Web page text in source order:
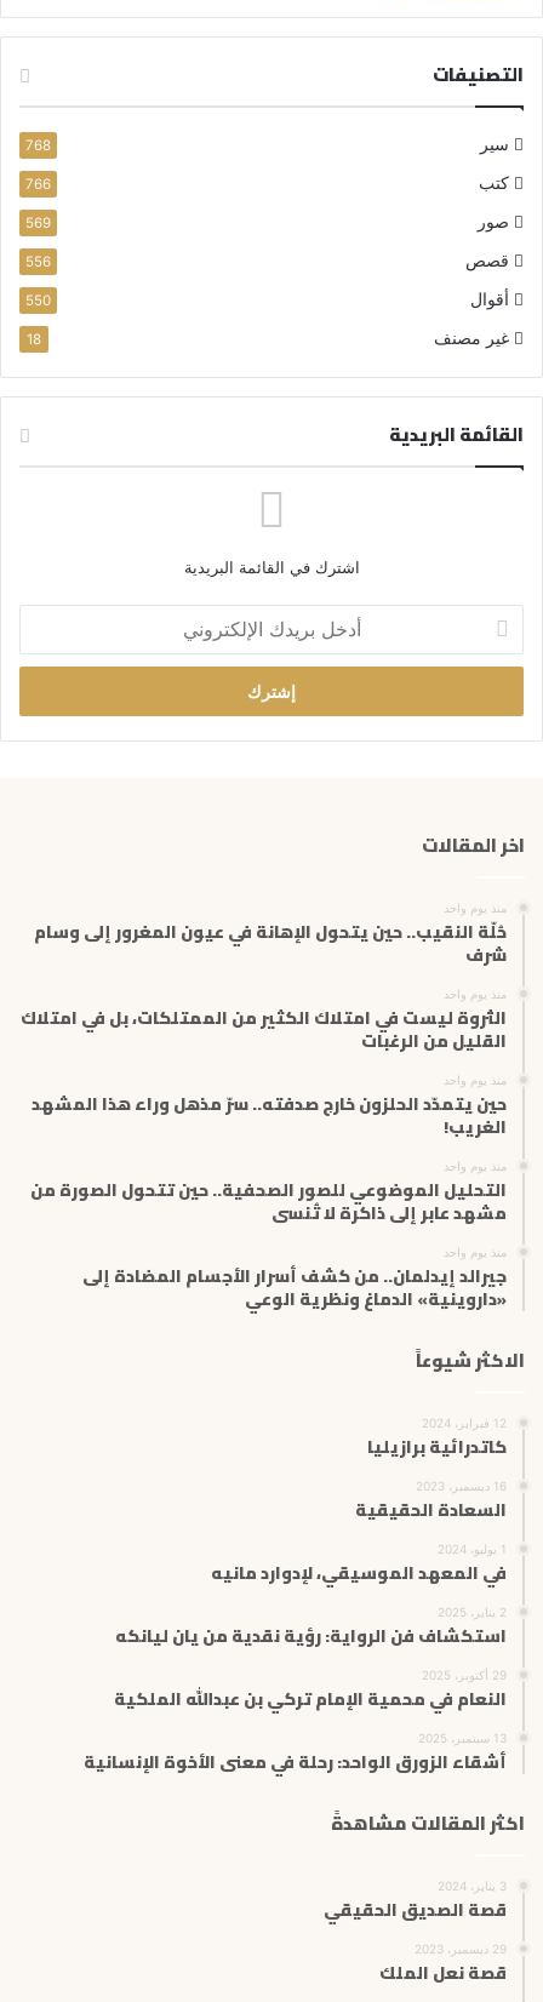
التصنيفات
سير 768
كتب 766
صور 569
قصص 556
أقوال 550
غير مصنف 18
القائمة البريدية
اشترك في القائمة البريدية
خ
ب
ر
ر
ي
اخر المقالات
منذ يوم واحد
حُلّة النقيب.. حين يتحول الإهانة في عيون المغرور إلى وسام
شرف
منذ يوم واحد
الثروة ليست في امتلاك الكثير من الممتلكات، بل في امتلاك
القليل من الرغبات
منذ يوم واحد
حين يتمدّد الحلزون خارج صدفته.. سرّ مذهل وراء هذا المشهد
الغريب!
منذ يوم واحد
التحليل الموضوعي للصور الصحفية.. حين تتحول الصورة من
مشهد عابر إلى ذاكرة لا تُنسى
منذ يوم واحد
جيرالد إيدلمان.. من كشف أسرار الأجسام المضادة إلى
«داروينية» الدماغ ونظرية الوعي
الاكثر شيوعاً
12 فبراير، 2024
كاتدرائية برازيليا
16 ديسمبر، 2023
السعادة الحقيقية
1 يوليو، 2024
في المعهد الموسيقي، لإدوارد مانيه
2 يناير، 2025
استكشاف فن الرواية: رؤية نقدية من يان ليانكه
29 أكتوبر، 2025
النعام في محمية الإمام تركي بن عبدالله الملكية
13 سبتمبر، 2025
أشقاء الزورق الواحد: رحلة في معنى الأخوة الإنسانية
اكثر المقالات مشاهدةً
3 يناير، 2024
قصة الصديق الحقيقي
29 ديسمبر، 2023
قصة نعل الملك